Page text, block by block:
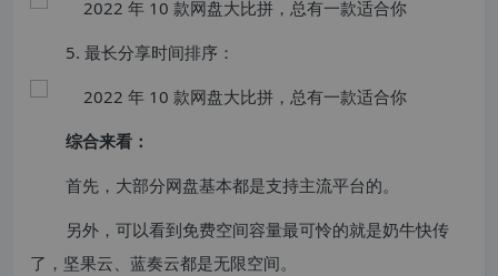
5. 最长分享时间排序：
综合来看：
首先，大部分网盘基本都是支持主流平台的。
另外，可以看到免费空间容量最可怜的就是奶牛快传
了，坚果云、蓝奏云都是无限空间。